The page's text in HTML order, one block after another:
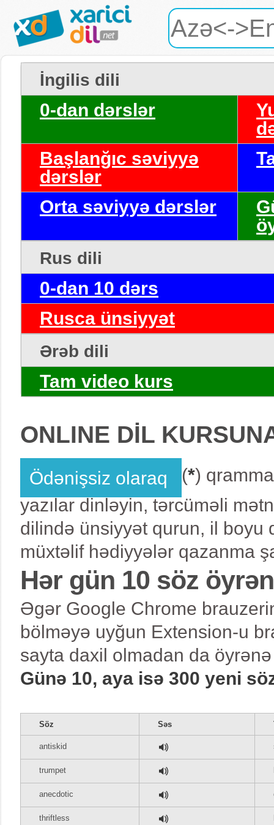
İngilis dili
0-dan dərslər
Başlanğıc səviyyə
dərslər
Orta səviyyə dərslər
Rus dili
0-dan 10 dərs
Rusca ünsiyyət
Ərəb dili
Tam video kurs
ONLINE DİL
Ödənişsiz olaraq (*)
yazılar dinləyin, tərcüməli
dilində ünsiyyət qurun, il boyu
müxtəlif hədiyyələr qazanma
Hər gün 10 söz
Əgər Google Chrome
bölməyə uyğun Extension-u
sayta daxil olmadan da
Günə 10, aya isə 300 yeni
Söz Səs
antiskid
trumpet
anecdotic
thriftless